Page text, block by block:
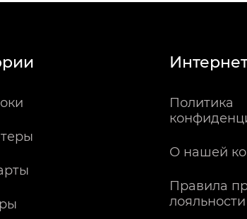
Политика
О нашей
Правила
лояльности